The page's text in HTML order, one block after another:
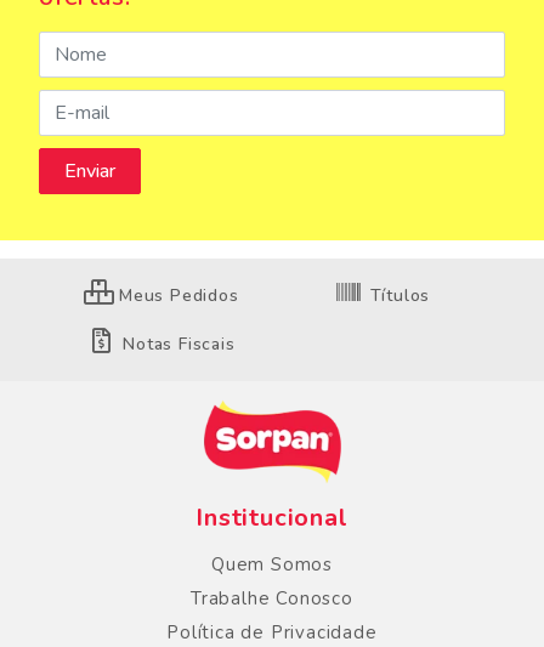
Meus Pedidos Títulos
Notas Fiscais
Institucional
Quem Somos
Trabalhe Conosco
Política de Privacidade